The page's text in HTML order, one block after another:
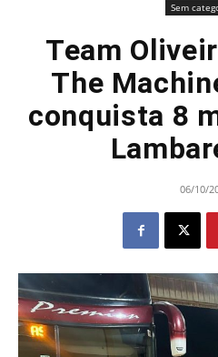
Sem
Team
The
conquista 8
06/10/